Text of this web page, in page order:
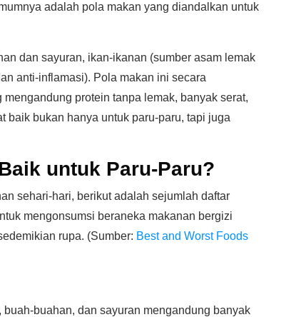
adalah pola makan yang diandalkan untuk
dan sayuran, ikan-ikanan (sumber asam lemak
anti-inflamasi). Pola makan ini secara
protein tanpa lemak, banyak serat,
baik bukan hanya untuk paru-paru, tapi juga
untuk Paru-Paru?
sehari-hari, berikut adalah sejumlah daftar
mengonsumsi beraneka makanan bergizi
rupa. (Sumber: Best and Worst Foods
buahan, dan sayuran mengandung banyak